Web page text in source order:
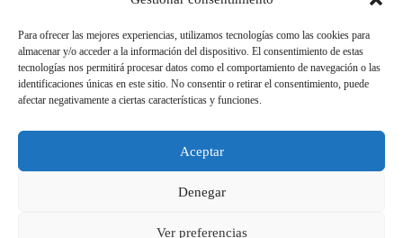
Para ofrecer las mejores experiencias, utilizamos tecnologías como las cookies para
almacenar y/o acceder a la información del dispositivo. El consentimiento de estas
tecnologías nos permitirá procesar datos como el comportamiento de navegación o las
identificaciones únicas en este sitio. No consentir o retirar el consentimiento, puede
afectar negativamente a ciertas características y funciones.
Aceptar
Denegar
Ver preferencias
Aviso legal